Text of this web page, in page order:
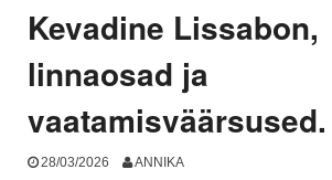
2.
Kevadine Lissabon,
linnaosad ja
28/03/2026 ANNIKA